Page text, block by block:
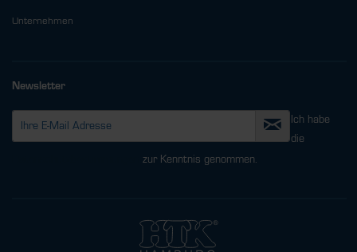
Unternehmen
Newsletter
Ich habe
die
zur Kenntnis genommen.